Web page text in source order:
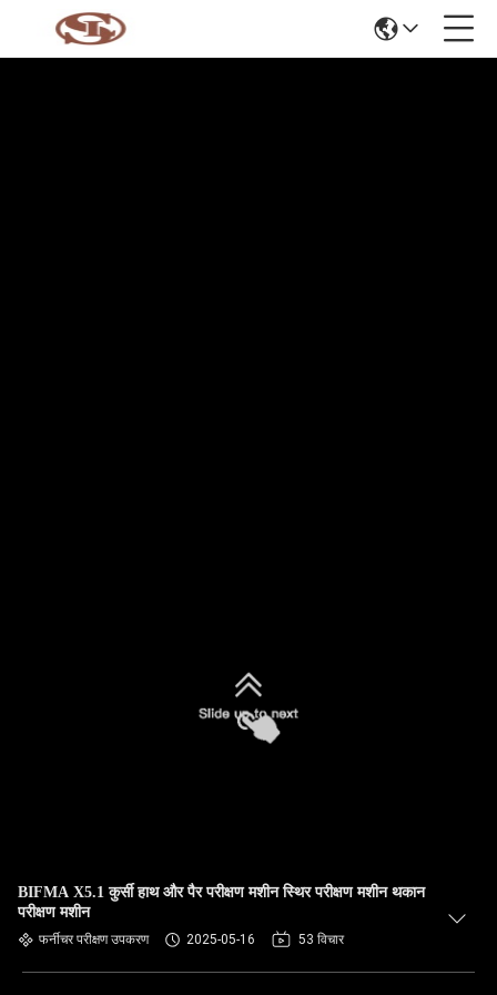
BIFMA X5.1 कुर्सी हाथ और पैर परीक्षण मशीन स्थिर परीक्षण मशीन थकान
परीक्षण मशीन
फर्नीचर परीक्षण उपकरण 2025-05-16 53 विचार